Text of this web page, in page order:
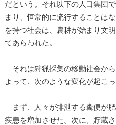
だという。それ以下の人口集団
まり、恒常的に流行することは
を持つ社会は、農耕が始まり文
てあらわれた。
それは狩猟採集の移動社会か
よって、次のような変化が起こっ
まず、人々が排泄する糞便が
疾患を増加させた。次に、貯蔵